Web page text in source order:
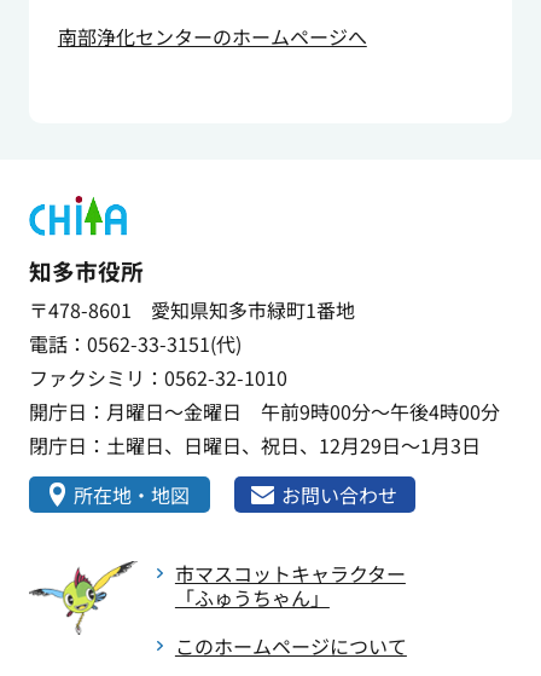
南部浄化センターのホームページへ
知多市役所
〒478-8601 愛知県知多市緑町1番地
電話：0562-33-3151(代)
ファクシミリ：0562-32-1010
開庁日：月曜日～金曜日 午前9時00分～午後4時00分
閉庁日：土曜日、日曜日、祝日、12月29日～1月3日
所在地・地図
お問い合わせ
市マスコットキャラクター
「ふゅうちゃん」
このホームページについて